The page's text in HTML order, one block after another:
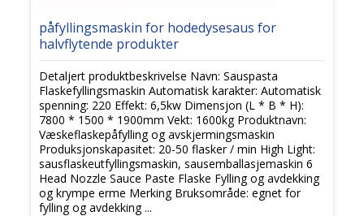
påfyllingsmaskin for hodedysesaus for
halvflytende produkter
Detaljert produktbeskrivelse Navn: Sauspasta
Flaskefyllingsmaskin Automatisk karakter: Automatisk
spenning: 220 Effekt: 6,5kw Dimensjon (L * B * H):
7800 * 1500 * 1900mm Vekt: 1600kg Produktnavn:
Væskeflaskepåfylling og avskjermingsmaskin
Produksjonskapasitet: 20-50 flasker / min High Light:
sausflaskeutfyllingsmaskin, sausemballasjemaskin 6
Head Nozzle Sauce Paste Flaske Fylling og avdekking
og krympe erme Merking Bruksområde: egnet for
fylling og avdekking ...